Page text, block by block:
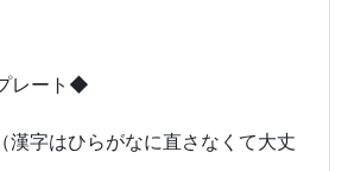
レート◆
漢字はひらがなに直さなくて大丈